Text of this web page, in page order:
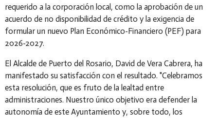
requerido a la corporación local, como la aprobación de un
acuerdo de no disponibilidad de crédito y la exigencia de
formular un nuevo Plan Económico-Financiero (PEF) para
2026-2027.
El Alcalde de Puerto del Rosario, David de Vera Cabrera, ha
manifestado su satisfacción con el resultado. "Celebramos
esta resolución, que es fruto de la lealtad entre
administraciones. Nuestro único objetivo era defender la
autonomía de este Ayuntamiento y, sobre todo, los